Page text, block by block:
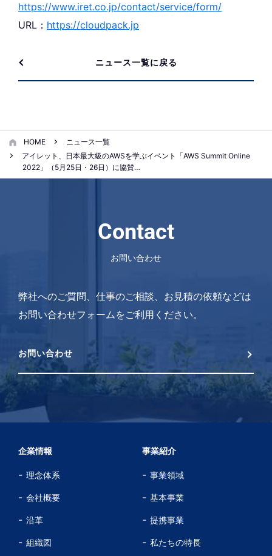
https://www.iret.co.jp/contact/service/form/
URL： https://cloudpack.jp
ニュース一覧に戻る
HOME
ニュース一覧
アイレット、日本最大級のAWSを学ぶイベント「AWS Summit Online
2022」（5月25日・26日）に協賛…
Contact
お問い合わせ
弊社へのご質問、仕事のご相談、お見積の依頼などは
お問い合わせフォームをご利用ください。
お問い合わせ
企業情報
理念体系
会社概要
沿革
組織図
事業紹介
事業領域
基本事業
提携事業
私たちの特長